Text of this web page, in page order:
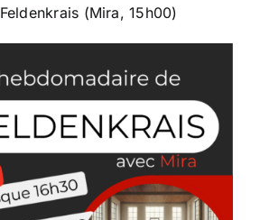
Feldenkrais (Mira, 15h00)